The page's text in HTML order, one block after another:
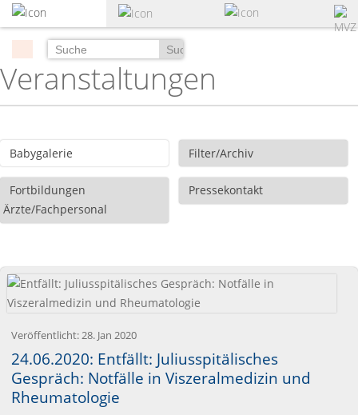
zum
Hauptinhalt
Suchen
Veranstaltungen
Babygalerie Filter/Archiv
Fortbildungen
Ärzte/Fachpersonal
Pressekontakt
Veröffentlicht:28. Jan 2020
24.06.2020: Entfällt: Juliusspitälisches
Gespräch: Notfälle in Viszeralmedizin und
Rheumatologie